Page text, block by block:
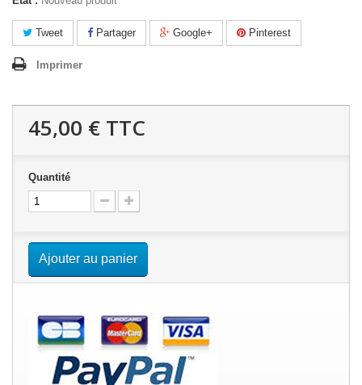
Tweet Partager Google+ Pinterest
Imprimer
45,00 € TTC
Quantité
Ajouter au panier